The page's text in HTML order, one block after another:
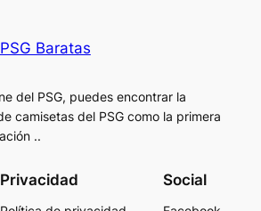
Baratas
del PSG, puedes encontrar la
camisetas del PSG como la primera
..
Privacidad Social